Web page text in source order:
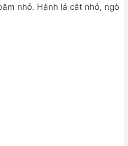
nhỏ. Hành lá cắt nhỏ, ngò